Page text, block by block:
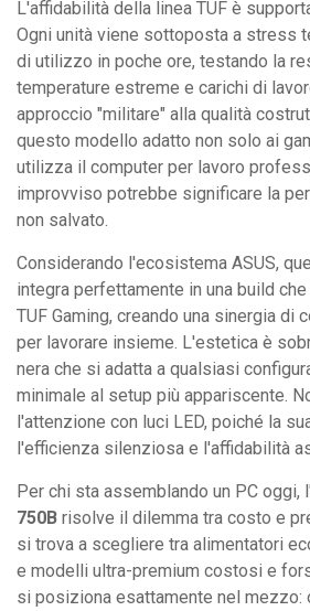
L'affidabilità della linea TUF è
Ogni unità viene sottoposta a stress
di utilizzo in poche ore, testando la
temperature estreme e carichi di
approccio "militare" alla qualità
questo modello adatto non solo ai
utilizza il computer per lavoro
improvviso potrebbe significare la
non salvato.
Considerando l'ecosistema ASUS,
integra perfettamente in una build
TUF Gaming, creando una sinergia di
per lavorare insieme. L'estetica è
nera che si adatta a qualsiasi
minimale al setup più appariscente.
l'attenzione con luci LED, poiché la
l'efficienza silenziosa e l'affidabilità
Per chi sta assemblando un PC oggi, l'
750B risolve il dilemma tra costo e
si trova a scegliere tra alimentatori
e modelli ultra-premium costosi e
si posiziona esattamente nel